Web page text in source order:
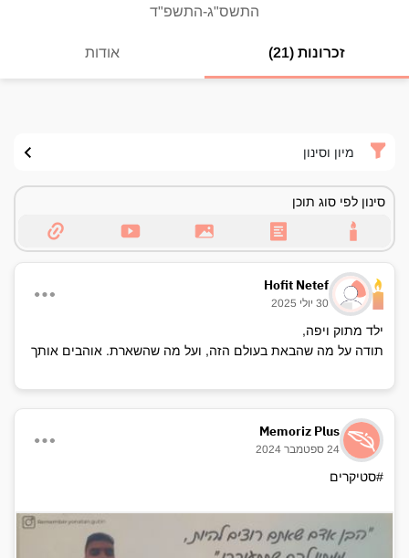
התשס"ג-התשפ"ד
זכרונות (21) אודות
מיון וסינון
סינון לפי סוג תוכן
Hofit Netef
30 יולי 2025
ילד מתוק ויפה,
תודה על מה שהבאת בעולם הזה, ועל מה שהשארת. אוהבים אותך
Memoriz Plus
24 ספטמבר 2024
#סטיקרים